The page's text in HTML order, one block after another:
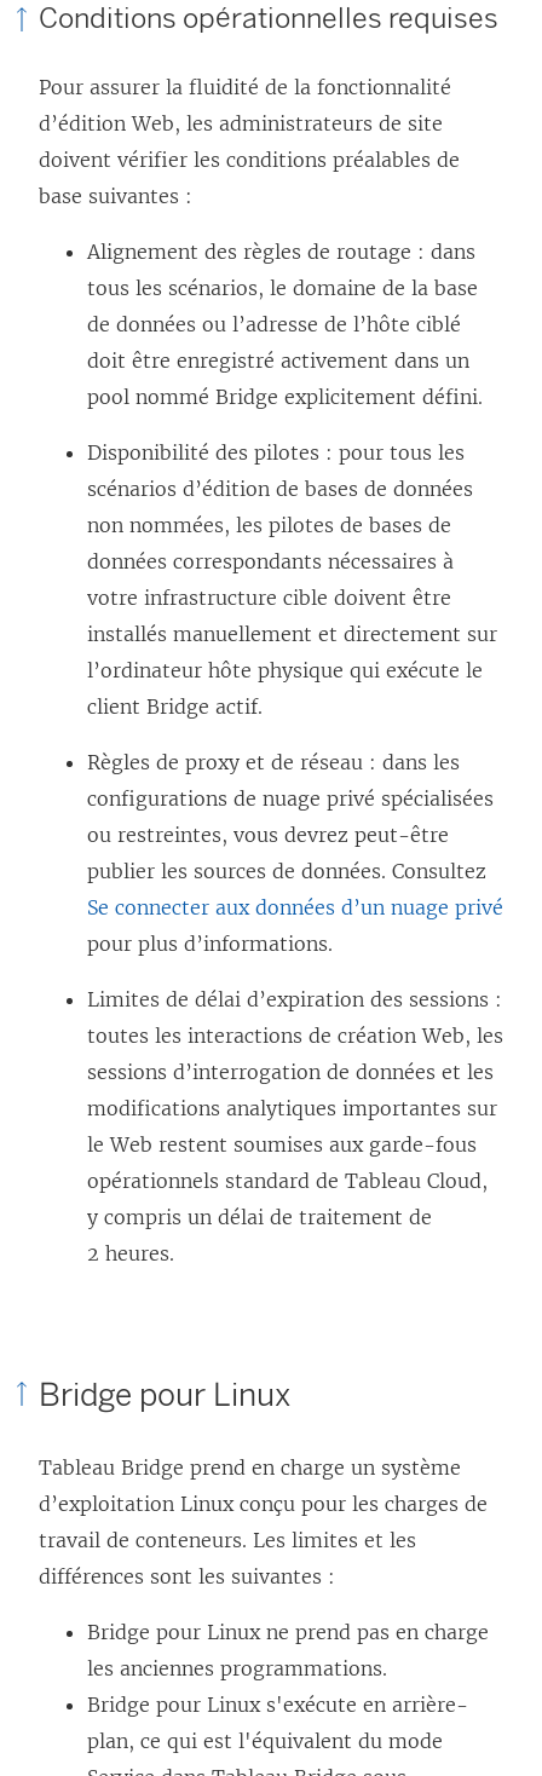
Conditions opérationnelles requises
Pour assurer la fluidité de la fonctionnalité
d’édition Web, les administrateurs de site
doivent vérifier les conditions préalables de
base suivantes :
Alignement des règles de routage : dans
tous les scénarios, le domaine de la base
de données ou l’adresse de l’hôte ciblé
doit être enregistré activement dans un
pool nommé Bridge explicitement défini.
Disponibilité des pilotes : pour tous les
scénarios d’édition de bases de données
non nommées, les pilotes de bases de
données correspondants nécessaires à
votre infrastructure cible doivent être
installés manuellement et directement sur
l’ordinateur hôte physique qui exécute le
client Bridge actif.
Règles de proxy et de réseau : dans les
configurations de nuage privé spécialisées
ou restreintes, vous devrez peut-être
publier les sources de données. Consultez
Se connecter aux données d’un nuage privé
pour plus d’informations.
Limites de délai d’expiration des sessions :
toutes les interactions de création Web, les
sessions d’interrogation de données et les
modifications analytiques importantes sur
le Web restent soumises aux garde-fous
opérationnels standard de Tableau Cloud,
y compris un délai de traitement de
2 heures.
Bridge pour Linux
Tableau Bridge prend en charge un système
d’exploitation Linux conçu pour les charges de
travail de conteneurs. Les limites et les
différences sont les suivantes :
Bridge pour Linux ne prend pas en charge
les anciennes programmations.
Bridge pour Linux s'exécute en arrière-
plan, ce qui est l'équivalent du mode